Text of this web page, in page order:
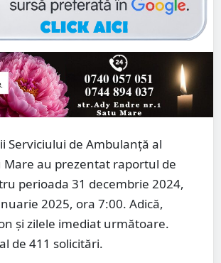
Serviciului de Ambulanță al
Mare au prezentat raportul de
perioada 31 decembrie 2024,
2025, ora 7:00. Adică,
și zilele imediat următoare.
de 411 solicitări.